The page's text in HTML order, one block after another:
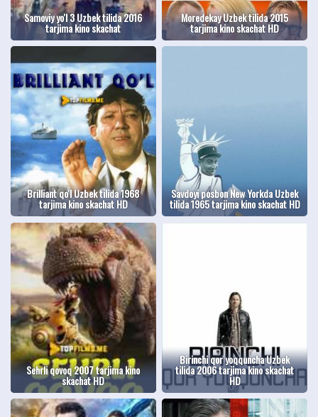
Samoviy yo'l 3 Uzbek tilida 2016
tarjima kino skachat
Moredekay Uzbek tilida 2015
tarjima kino skachat HD
Brilliant qo'l Uzbek tilida 1968
tarjima kino skachat HD
Savdoyi posbon New Yorkda Uzbek
tilida 1965 tarjima kino skachat HD
Sehrli qovoq 2007 tarjima kino
skachat HD
Birinchi qor yoqquncha Uzbek
tilida 2006 tarjima kino skachat
HD